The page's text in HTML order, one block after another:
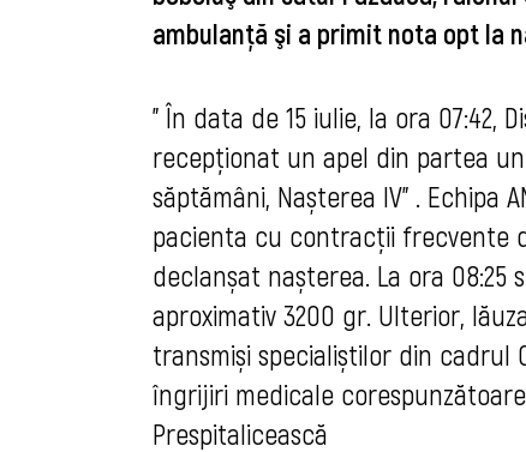
ambulanţă şi a primit nota opt la
" În data de 15 iulie, la ora 07:42,
recepționat un apel din partea
săptămâni, Nașterea IV” .
pacienta cu contracții frecvente
declanșat nașterea. La ora
aproximativ 3200 gr Ulterior,
transmiși specialiștilor din cadrul
îngrijiri medicale
Prespitalicească